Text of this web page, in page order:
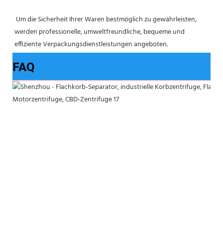
werden professionelle, umweltfreundliche, bequeme und
effiziente Verpackungsdienstleistungen angeboten.
FAQ